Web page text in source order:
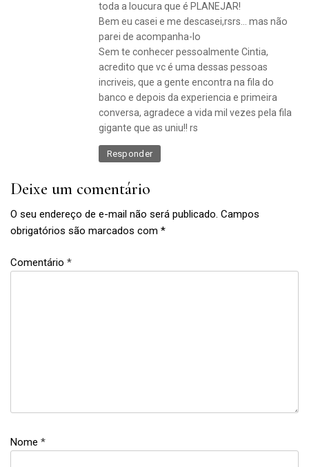
toda a loucura que é PLANEJAR!
Bem eu casei e me descasei,rsrs… mas não
parei de acompanha-lo
Sem te conhecer pessoalmente Cintia,
acredito que vc é uma dessas pessoas
incriveis, que a gente encontra na fila do
banco e depois da experiencia e primeira
conversa, agradece a vida mil vezes pela fila
gigante que as uniu!! rs
Responder
Deixe um comentário
O seu endereço de e-mail não será publicado. Campos
obrigatórios são marcados com *
Comentário *
Nome *